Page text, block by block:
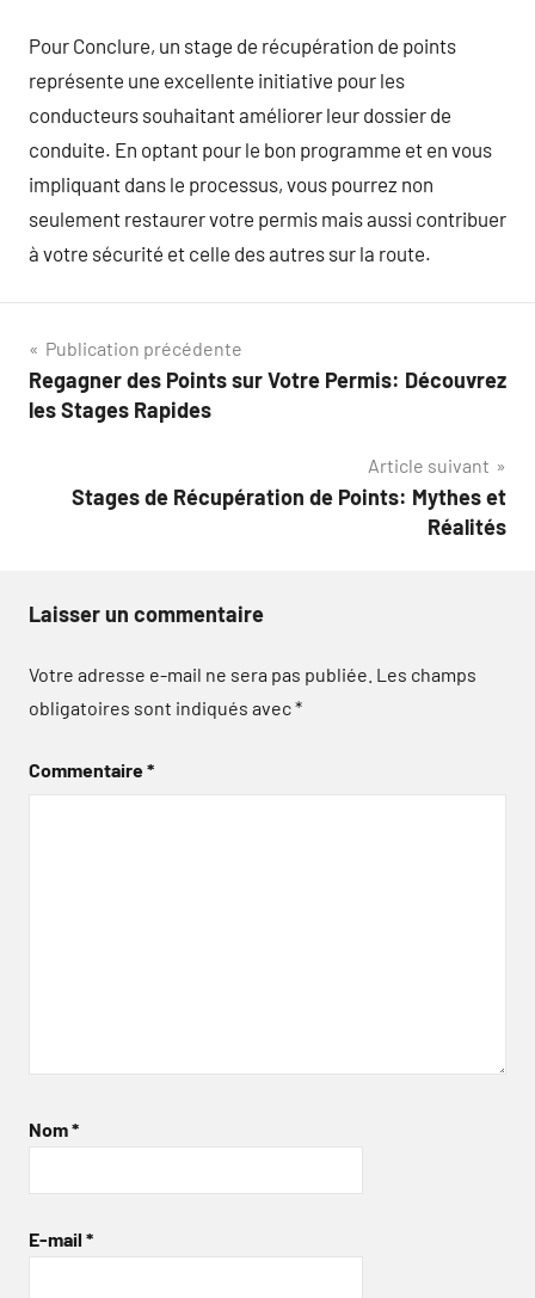
Pour Conclure, un stage de récupération de points
représente une excellente initiative pour les
conducteurs souhaitant améliorer leur dossier de
conduite. En optant pour le bon programme et en vous
impliquant dans le processus, vous pourrez non
seulement restaurer votre permis mais aussi contribuer
à votre sécurité et celle des autres sur la route.
Navigation
de
Publication précédente
Regagner des Points sur Votre Permis: Découvrez
les Stages Rapides
Article suivant
Stages de Récupération de Points: Mythes et
Réalités
Laisser un commentaire
Votre adresse e-mail ne sera pas publiée. Les champs
obligatoires sont indiqués avec*
Commentaire*
Nom*
E-mail *